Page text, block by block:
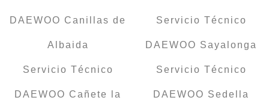
DAEWOO Canillas de
Albaida
Servicio Técnico
DAEWOO Cañete la
Servicio Técnico
DAEWOO Sayalonga
Servicio Técnico
DAEWOO Sedella